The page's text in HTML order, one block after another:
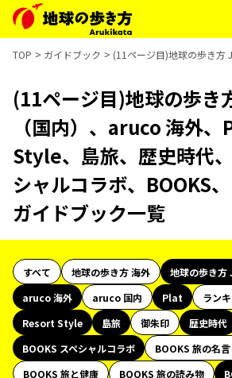
TOP ガイドブック (11ページ目)地球の歩き方
(11ページ目)地球の歩き
（国内）、aruco 海外
Style、島旅、歴史時代
シャルコラボ、BOOKS
ガイドブック一覧
すべて 地球の歩き方 海外
地球の歩き方
aruco 海外
aruco 国内 Plat
ラン
Resort Style
島旅 御朱印 歴史時代
BOOKS スペシャルコラボ
BOOKS 旅の名
BOOKS 旅と健康
BOOKS 旅の読み物